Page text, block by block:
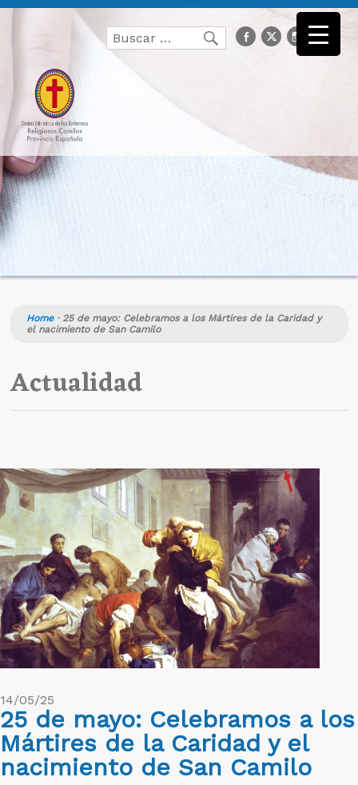
Buscar
por:
Buscarfacebook
Twitter
Home· 25 de mayo: Celebramos a los Mártires de la Caridad y
el nacimiento de San Camilo
Actualidad
14/05/25
25 de mayo: Celebramos a los
Mártires de la Caridad y el
nacimiento de San Camilo